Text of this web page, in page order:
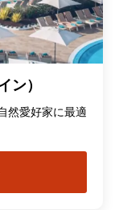
ン）
然愛好家に最適